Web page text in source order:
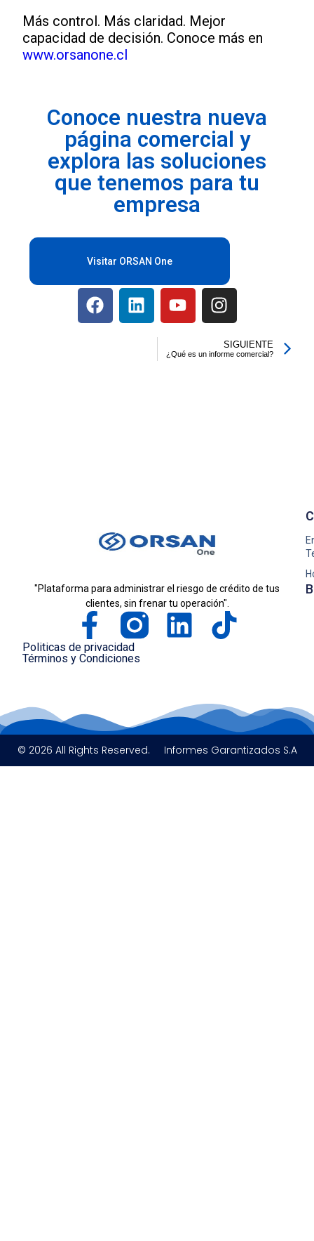
Más control. Más claridad. Mejor
capacidad de decisión. Conoce más en
www.orsanone.cl
Conoce nuestra nueva
página comercial y
explora las soluciones
que tenemos para tu
empresa
Visitar ORSAN One
SIGUIENTE
¿Qué es un informe comercial?
"Plataforma para administrar el riesgo de crédito de tus
clientes, sin frenar tu operación".
Politicas de privacidad
Términos y Condiciones
© 2026 All Rights Reserved. Informes Garantizados S.A